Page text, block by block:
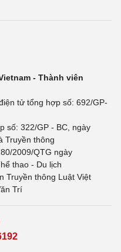
- Thành viên
tử tổng hợp số: 692/GP-
số: 322/GP - BC, ngày
Truyền thông
2009/QTG ngày
thao - Du lịch
Truyền thông Luật Việt
Trí